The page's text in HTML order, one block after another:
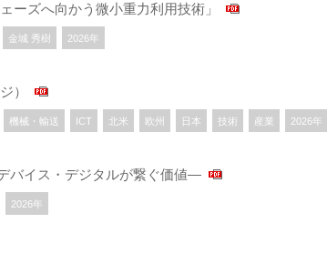
ーズへ向かう微小重力利用技術」
金城 秀樹 2026年
）
機械・輸送 ICT 北米 欧州 日本 技術 産業 2026年
バイス・デジタルが繋ぐ価値―
2026年